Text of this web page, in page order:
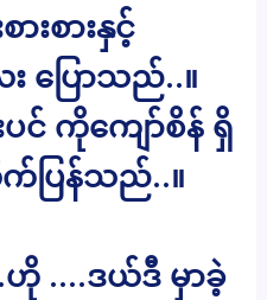
းစားနှင့်
ပြောသည်..။
ပင် ကိုကျော်စိန် ရှိ
ြန်သည်..။
….ဒယ်ဒီ မှာခဲ့